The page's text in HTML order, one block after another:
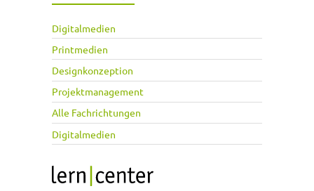
Digitalmedien
Printmedien
Designkonzeption
Projektmanagement
Alle Fachrichtungen
Digitalmedien